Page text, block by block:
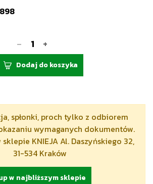
- +
Dodaj do koszyka
spłonki, proch tylko z odbiorem
wymaganych dokumentów.
KNIEJA Al. Daszyńskiego 32,
31-534 Kraków
w najbliższym sklepie